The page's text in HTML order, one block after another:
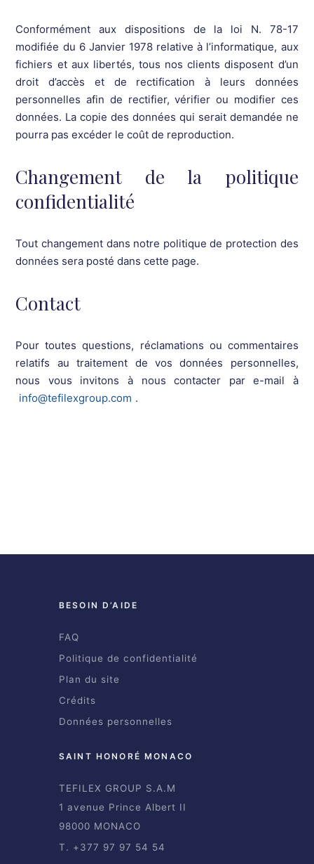
Conformément aux dispositions de la loi N. 78-17
modifiée du 6 Janvier 1978 relative à l’informatique, aux
fichiers et aux libertés, tous nos clients disposent d’un
droit d’accès et de rectification à leurs données
personnelles afin de rectifier, vérifier ou modifier ces
données. La copie des données qui serait demandée ne
pourra pas excéder le coût de reproduction.
Changement de la politique
confidentialité
Tout changement dans notre politique de protection des
données sera posté dans cette page.
Contact
Pour toutes questions, réclamations ou commentaires
relatifs au traitement de vos données personnelles,
nous vous invitons à nous contacter par e-mail à
info@tefilexgroup.com .
BESOIN D’AIDE
FAQ
Politique de confidentialité
Plan du site
Crédits
Données personnelles
SAINT HONORÉ MONACO
TEFILEX GROUP S.A.M
1 avenue Prince Albert II
98000 MONACO
T. +377 97 97 54 54